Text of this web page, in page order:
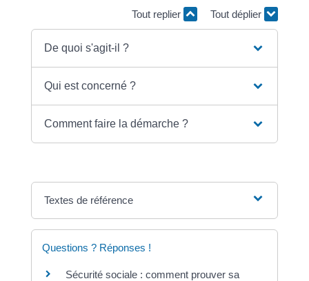
Tout replier Tout déplier
De quoi s'agit-il ?
Qui est concerné ?
Comment faire la démarche ?
Textes de référence
Questions ? Réponses !
Sécurité sociale : comment prouver sa